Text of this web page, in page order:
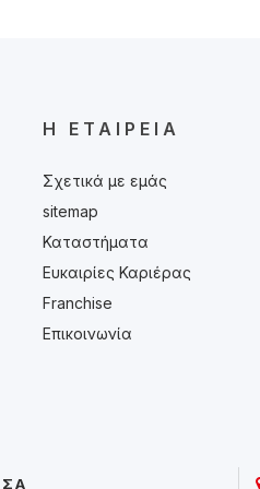
Η ΕΤΑΙΡΕΊΑ
Σχετικά με εμάς
sitemap
Καταστήματα
Ευκαιρίες Καριέρας
Franchise
Επικοινωνία